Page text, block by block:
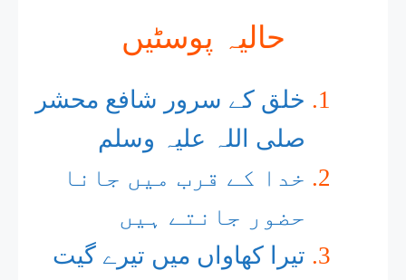
حالیہ پوسٹیں
خلق کے سرور شافع محشر
صلی اللہ علیہ وسلم
خدا کے قرب میں جانا
حضور جانتے ہیں
تیرا کھاواں میں تیرے گیت